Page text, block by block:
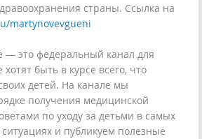
страны. Ссылка на
martynovevgueni
— это федеральный канал для
быть в курсе всего, что
детей. На канале мы
получения медицинской
по уходу за детьми в самых
и публикуем полезные